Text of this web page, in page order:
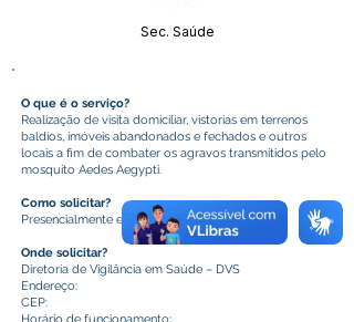
Sec. Saúde
O que é o serviço?
Realização de visita domiciliar, vistorias em terrenos
baldios, imóveis abandonados e fechados e outros
locais a fim de combater os agravos transmitidos pelo
mosquito Aedes Aegypti.
Como solicitar?
Presencialmente e por telefone.
Onde solicitar?
Diretoria de Vigilância em Saúde – DVS
Endereço:
CEP: